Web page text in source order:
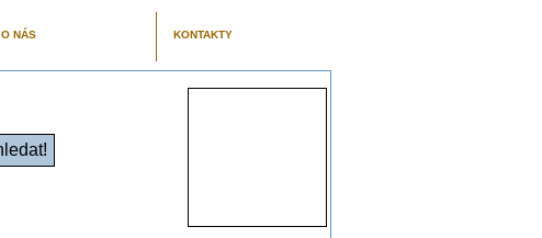
O NÁS KONTAKTY